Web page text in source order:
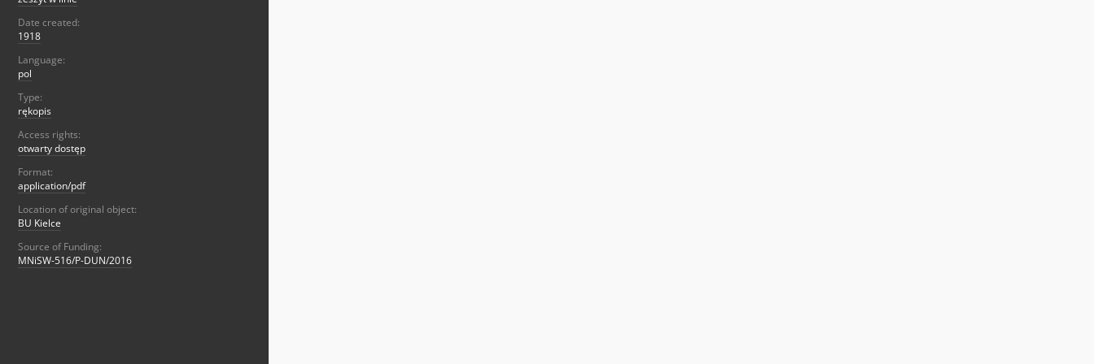
Date created:
1918
Language:
pol
Type:
rękopis
Access rights:
otwarty dostęp
Format:
application/pdf
Location of original object:
BU Kielce
Source of Funding:
MNiSW-516/P-DUN/2016